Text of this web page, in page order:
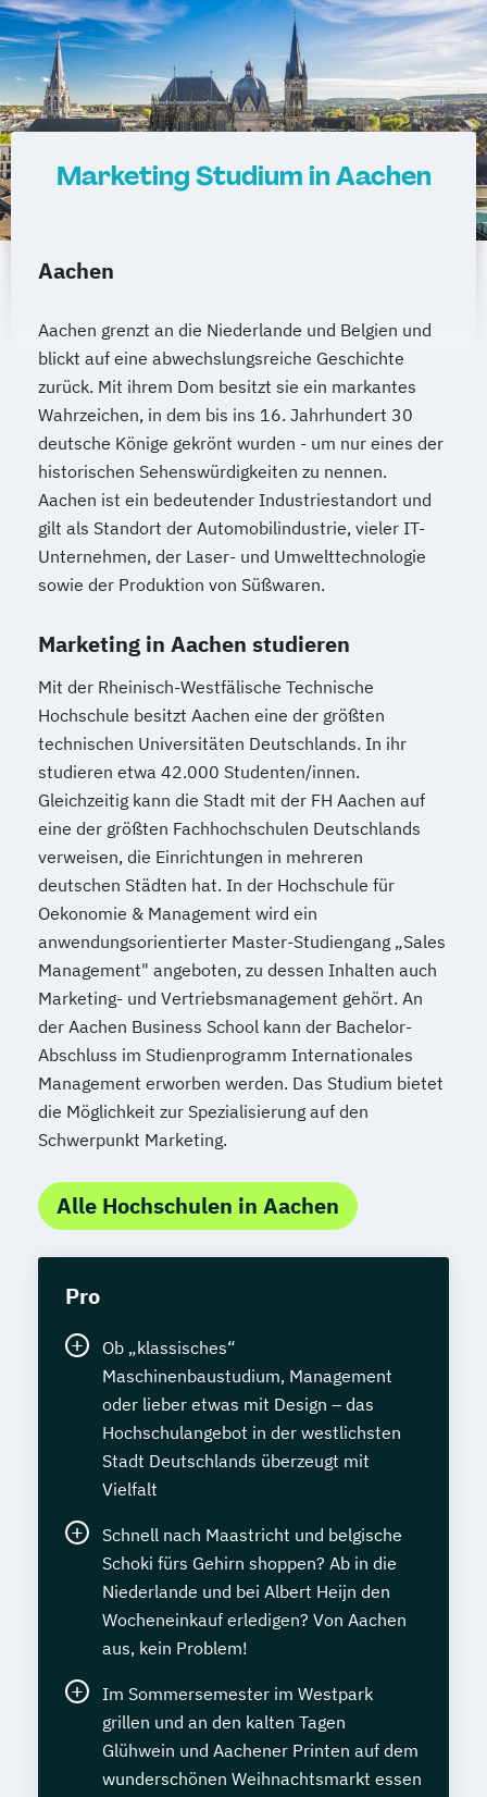
Erlenbach Euskirchen Frechen
Griesheim Hamburg
Kornwestheim
Leichlingen Leonberg Lilienthal
Miesbach Unterhaching Weilheim
Marketing Studium in Aachen
Aachen
Aachen grenzt an die Niederlande und Belgien und
blickt auf eine abwechslungsreiche Geschichte
zurück. Mit ihrem Dom besitzt sie ein markantes
Wahrzeichen, in dem bis ins 16. Jahrhundert 30
deutsche Könige gekrönt wurden - um nur eines der
historischen Sehenswürdigkeiten zu nennen.
Aachen ist ein bedeutender Industriestandort und
gilt als Standort der Automobilindustrie, vieler IT-
Unternehmen, der Laser- und Umwelttechnologie
sowie der Produktion von Süßwaren.
Marketing in Aachen studieren
Mit der Rheinisch-Westfälische Technische
Hochschule besitzt Aachen eine der größten
technischen Universitäten Deutschlands. In ihr
studieren etwa 42.000 Studenten/innen.
Gleichzeitig kann die Stadt mit der FH Aachen auf
eine der größten Fachhochschulen Deutschlands
verweisen, die Einrichtungen in mehreren
deutschen Städten hat. In der Hochschule für
Oekonomie & Management wird ein
anwendungsorientierter Master-Studiengang „Sales
Management" angeboten, zu dessen Inhalten auch
Marketing- und Vertriebsmanagement gehört. An
der Aachen Business School kann der Bachelor-
Abschluss im Studienprogramm Internationales
Management erworben werden. Das Studium bietet
die Möglichkeit zur Spezialisierung auf den
Schwerpunkt Marketing.
Alle Hochschulen in Aachen
Pro
Ob „klassisches“
Maschinenbaustudium, Management
oder lieber etwas mit Design – das
Hochschulangebot in der westlichsten
Stadt Deutschlands überzeugt mit
Vielfalt
Schnell nach Maastricht und belgische
Schoki fürs Gehirn shoppen? Ab in die
Niederlande und bei Albert Heijn den
Wocheneinkauf erledigen? Von Aachen
aus, kein Problem!
Im Sommersemester im Westpark
grillen und an den kalten Tagen
Glühwein und Aachener Printen auf dem
wunderschönen Weihnachtsmarkt essen